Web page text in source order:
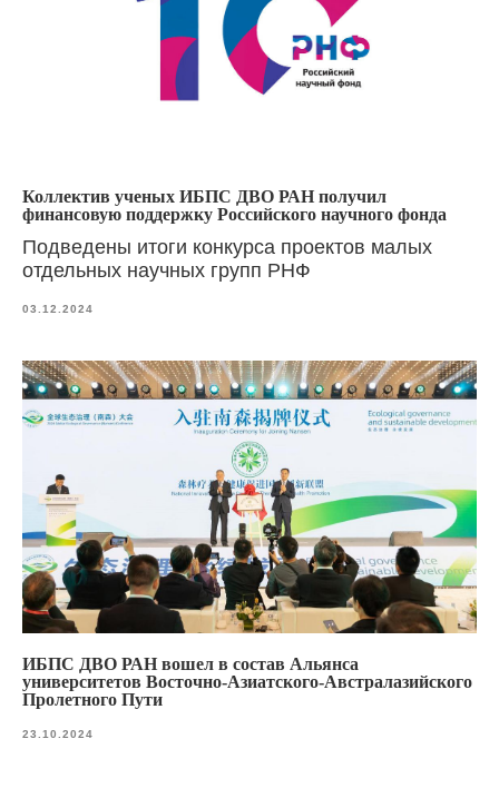
Коллектив ученых ИБПС ДВО РАН получил
финансовую поддержку Российского научного фонда
Подведены итоги конкурса проектов малых
отдельных научных групп РНФ
03.12.2024
ИБПС ДВО РАН вошел в состав Альянса
университетов Восточно-Азиатского-Австралазийского
Пролетного Пути
23.10.2024